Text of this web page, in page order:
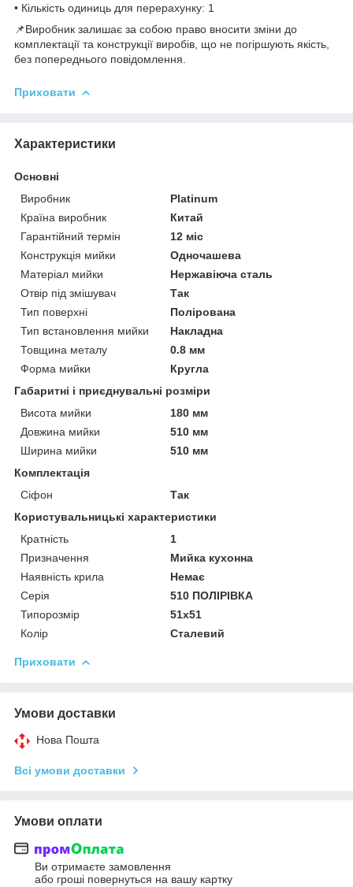
• Кількість одиниць для перерахунку: 1
📌Виробник залишає за собою право вносити зміни до
комплектації та конструкції виробів, що не погіршують якість,
без попереднього повідомлення.
Приховати
Характеристики
Основні
Виробник
Platinum
Країна виробник
Китай
Гарантійний термін
12 міс
Конструкція мийки
Одночашева
Матеріал мийки
Нержавіюча сталь
Отвір під змішувач
Так
Тип поверхні
Полірована
Тип встановлення мийки
Накладна
Товщина металу
0.8 мм
Форма мийки
Кругла
Габаритні і приєднувальні розміри
Висота мийки
180 мм
Довжина мийки
510 мм
Ширина мийки
510 мм
Комплектація
Сіфон
Так
Користувальницькі характеристики
Кратність
1
Призначення
Мийка кухонна
Наявність крила
Немає
Серія
510 ПОЛIРІВКА
Типорозмір
51x51
Колір
Сталевий
Приховати
Умови доставки
Нова Пошта
Всі умови доставки
Умови оплати
Ви отримаєте замовлення
або гроші повернуться на вашу картку